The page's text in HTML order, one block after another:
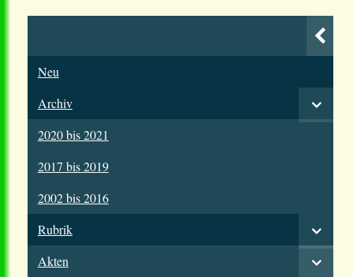
Neu
Archiv
2020 bis 2021
2017 bis 2019
2002 bis 2016
Rubrik
Akten